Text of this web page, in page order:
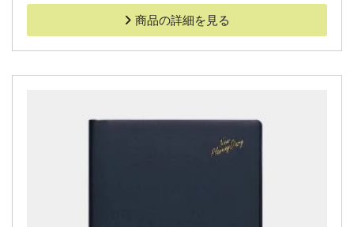
商品の詳細を見る